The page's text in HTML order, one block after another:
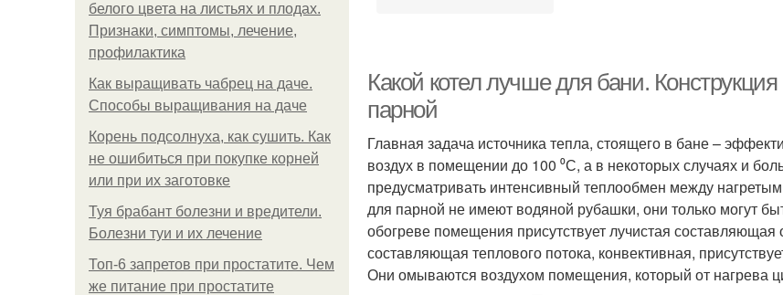
белого цвета на листьях и плодах.
Признаки, симптомы, лечение,
профилактика
Как выращивать чабрец на даче.
Способы выращивания на даче
Корень подсолнуха, как сушить. Как
не ошибиться при покупке корней
или при их заготовке
Туя брабант болезни и вредители.
Болезни туи и их лечение
Топ-6 запретов при простатите. Чем
же питание при простатите
Какой котел лучше для бани.
парной
Главная задача источника тепла, стоящего в бане –
воздух в помещении до 100 ⁰С, а в некоторых случаях и
предусматривать интенсивный теплообмен между
для парной не имеют водяной рубашки, они только могут
обогреве помещения присутствует лучистая составляющая
составляющая теплового потока, конвективная,
Они омываются воздухом помещения, который от нагрева